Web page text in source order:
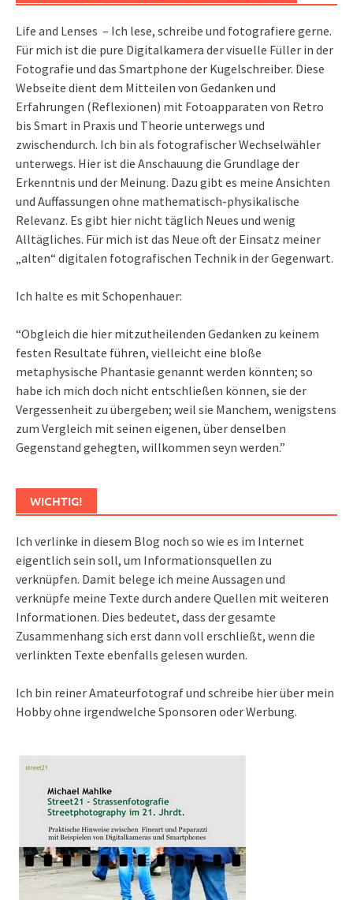
Life and Lenses – Ich lese, schreibe und fotografiere gerne.
Für mich ist die pure Digitalkamera der visuelle Füller in der
Fotografie und das Smartphone der Kugelschreiber. Diese
Webseite dient dem Mitteilen von Gedanken und
Erfahrungen (Reflexionen) mit Fotoapparaten von Retro
bis Smart in Praxis und Theorie unterwegs und
zwischendurch. Ich bin als fotografischer Wechselwähler
unterwegs. Hier ist die Anschauung die Grundlage der
Erkenntnis und der Meinung. Dazu gibt es meine Ansichten
und Auffassungen ohne mathematisch-physikalische
Relevanz. Es gibt hier nicht täglich Neues und wenig
Alltägliches. Für mich ist das Neue oft der Einsatz meiner
„alten“ digitalen fotografischen Technik in der Gegenwart.
Ich halte es mit Schopenhauer:
“Obgleich die hier mitzutheilenden Gedanken zu keinem
festen Resultate führen, vielleicht eine bloße
metaphysische Phantasie genannt werden könnten; so
habe ich mich doch nicht entschließen können, sie der
Vergessenheit zu übergeben; weil sie Manchem, wenigstens
zum Vergleich mit seinen eigenen, über denselben
Gegenstand gehegten, willkommen seyn werden.”
WICHTIG!
Ich verlinke in diesem Blog noch so wie es im Internet
eigentlich sein soll, um Informationsquellen zu
verknüpfen. Damit belege ich meine Aussagen und
verknüpfe meine Texte durch andere Quellen mit weiteren
Informationen. Dies bedeutet, dass der gesamte
Zusammenhang sich erst dann voll erschließt, wenn die
verlinkten Texte ebenfalls gelesen wurden.
Ich bin reiner Amateurfotograf und schreibe hier über mein
Hobby ohne irgendwelche Sponsoren oder Werbung.